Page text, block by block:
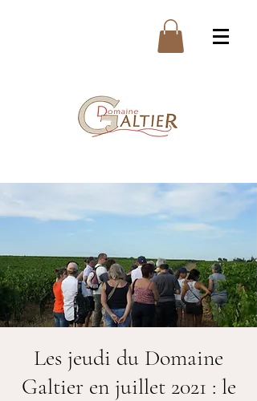
Les jeudi du Domaine
Galtier en juillet 2021 : le